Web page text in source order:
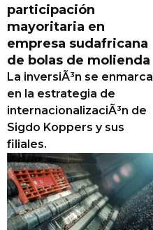
Minerí­a Subterránea
Proveedores
Canal Digital
Columnas de Opinión
Designaciones
Calendario de Eventos
Revistas Digital
Siguenos
participación
mayoritaria en
empresa sudafricana
de bolas de molienda
La inversiÃ³n se enmarca
en la estrategia de
internacionalizaciÃ³n de
Sigdo Koppers y sus
filiales.